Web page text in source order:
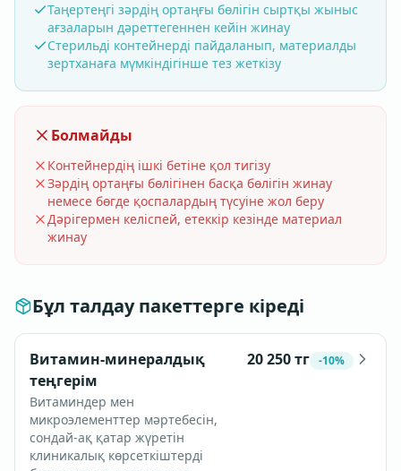
Таңертеңгі зәрдің ортаңғы бөлігін сыртқы жыныс
ағзаларын дәреттегеннен кейін жинау
Стерильді контейнерді пайдаланып, материалды
зертханаға мүмкіндігінше тез жеткізу
Болмайды
Контейнердің ішкі бетіне қол тигізу
Зәрдің ортаңғы бөлігінен басқа бөлігін жинау
немесе бөгде қоспалардың түсуіне жол беру
Дәрігермен келіспей, етеккір кезінде материал
жинау
Бұл талдау пакеттерге кіреді
Витамин-минералдық
теңгерім
Витаминдер мен
микроэлементтер мәртебесін,
сондай-ақ қатар жүретін
клиникалық көрсеткіштерді
20 250тг -10%